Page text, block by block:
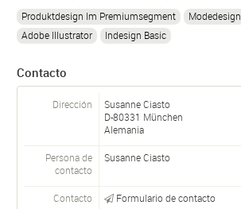
Produktdesign Im Premiumsegment Modedesign
Adobe Illustrator
Indesign Basic
Contacto
Dirección
Susanne Ciasto
D-80331 München
Alemania
Persona de
contacto
SusanneCiasto
Contacto Formulario de contacto